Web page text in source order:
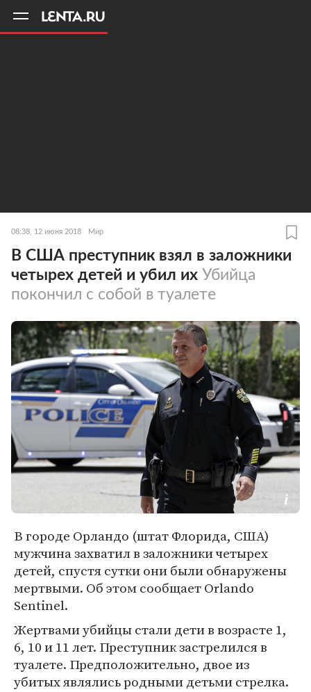
08:38, 12 июня 2018 Мир
В США преступник взял в заложники
четырех детей и убил их Убийца
покончил с собой в туалете
В городе Орландо (штат Флорида, США)
мужчина захватил в заложники четырех
детей, спустя сутки они были обнаружены
мертвыми. Об этом сообщает Orlando
Sentinel.
Жертвами убийцы стали дети в возрасте 1,
6, 10 и 11 лет. Преступник застрелился в
туалете. Предположительно, двое из
убитых являлись родными детьми стрелка.